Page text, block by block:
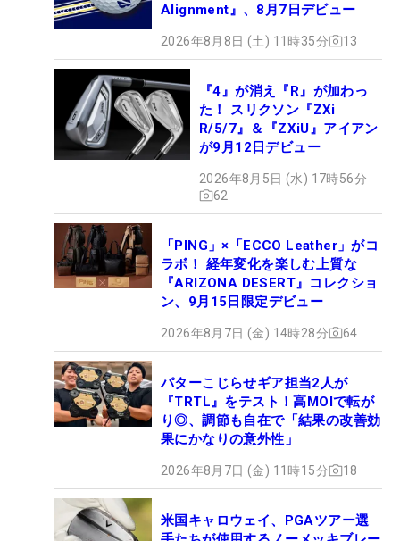
Alignment』、8月7日デビュー
2026年8月8日 (土) 11時35分 13
『4』が消え『R』が加わっ
た！ スリクソン『ZXi
R/5/7』＆『ZXiU』アイアン
が9月12日デビュー
2026年8月5日 (水) 17時56分
62
「PING」×「ECCO Leather」がコ
ラボ！ 経年変化を楽しむ上質な
『ARIZONA DESERT』コレクショ
ン、9月15日限定デビュー
2026年8月7日 (金) 14時28分 64
パターこじらせギア担当2人が
『TRTL』をテスト！高MOIで転が
り◎、調節も自在で「結果の改善効
果にかなりの意外性」
2026年8月7日 (金) 11時15分 18
米国キャロウェイ、PGAツアー選